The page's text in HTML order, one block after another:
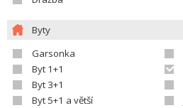
Byty
Garsonka
Byt 1+1
Byt 3+1
Byt 5+1 a větší